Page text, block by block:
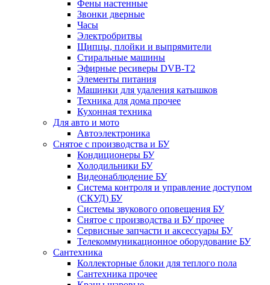
Фены настенные
Звонки дверные
Часы
Электробритвы
Щипцы, плойки и выпрямители
Стиральные машины
Эфирные ресиверы DVB-T2
Элементы питания
Машинки для удаления катышков
Техника для дома прочее
Кухонная техника
Для авто и мото
Автоэлектроника
Снятое с производства и БУ
Кондиционеры БУ
Холодильники БУ
Видеонаблюдение БУ
Система контроля и управление доступом
(СКУД) БУ
Системы звукового оповещения БУ
Снятое с производства и БУ прочее
Сервисные запчасти и аксессуары БУ
Телекоммуникационное оборудование БУ
Сантехника
Коллекторные блоки для теплого пола
Сантехника прочее